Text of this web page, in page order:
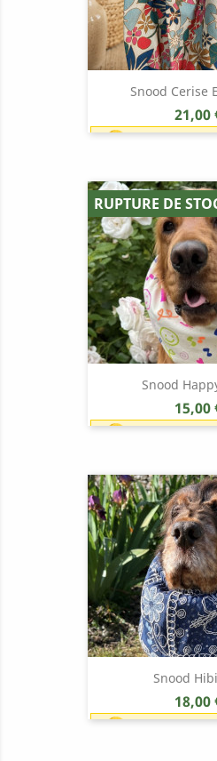
Snood Cerise
Prix
21,00
Earn 1 point
Snood
Prix
15,00
Earn 1 point
RUPTURE DE
Snood
Prix
18,00
Earn 1 point